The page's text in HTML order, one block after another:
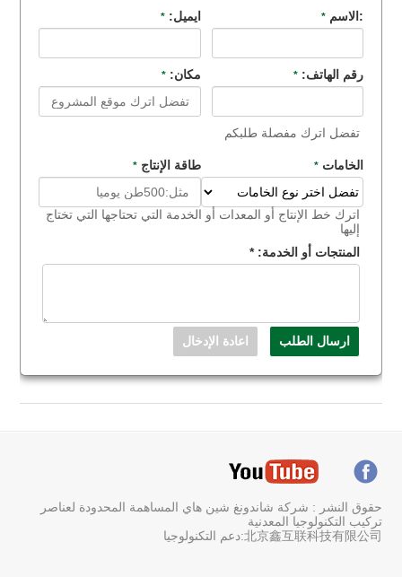
:الاسم* ايميل: *
رقم الهاتف:* مكان: *
تفضل اترك مفصلة طلبكم
الخامات* طاقة الإنتاج *
اترك خط الإنتاج أو المعدات أو الخدمة التي تحتاجها التي تختاج
إليها
المنتجات أو الخدمة:*
حقوق النشر : شركة شاندونغ شين هاي المساهمة المحدودة لعناصر
تركيب التكنولوجيا المعدنية
北京鑫互联科技有限公司:دعم التكنولوجيا